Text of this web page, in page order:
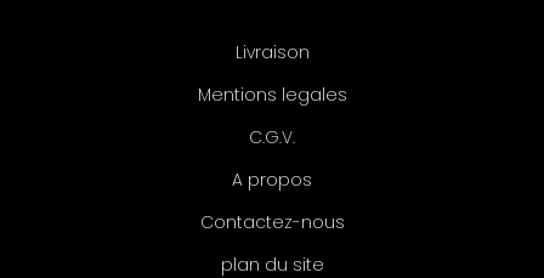
Livraison
Mentions legales
C.G.V.
A propos
Contactez-nous
plan du site